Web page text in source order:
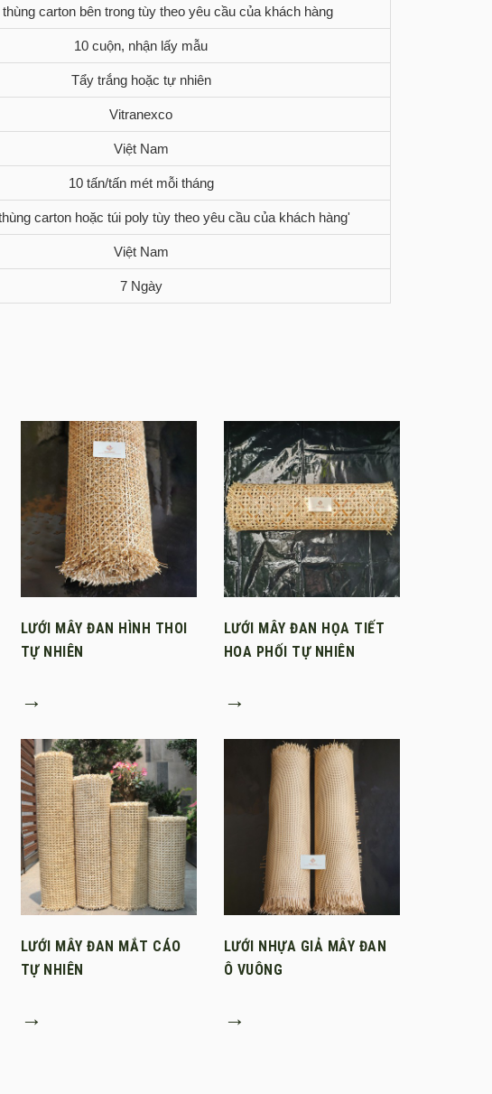
carton bên trong tùy theo yêu cầu của khách hàng
10 cuộn, nhận lấy mẫu
Tẩy trắng hoặc tự nhiên
Vitranexco
Việt Nam
10 tấn/tấn mét mỗi tháng
carton hoặc túi poly tùy theo yêu cầu của khách hàng'
Việt Nam
7 Ngày
LƯỚI MÂY ĐAN HÌNH THOI
TỰ NHIÊN
→
LƯỚI MÂY ĐAN HỌA TIẾT
HOA PHỐI TỰ NHIÊN
→
LƯỚI MÂY ĐAN MẮT CÁO
TỰ NHIÊN
→
LƯỚI NHỰA GIẢ MÂY ĐAN
Ô VUÔNG
→